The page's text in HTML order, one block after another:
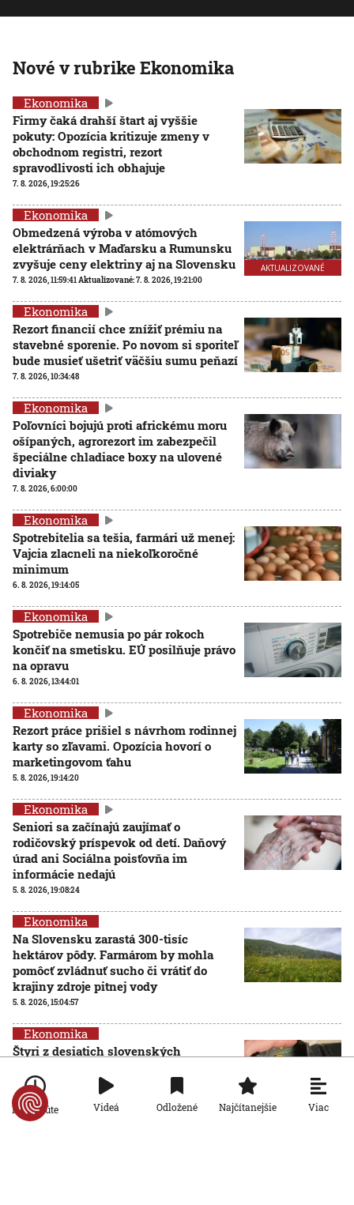
Nové v rubrike Ekonomika
Ekonomika
Firmy čaká drahší štart aj vyššie
pokuty: Opozícia kritizuje zmeny v
obchodnom registri, rezort
spravodlivosti ich obhajuje
7. 8. 2026, 19:25:26
AKTUALIZOVANÉ
Ekonomika
Obmedzená výroba v atómových
elektrárňach v Maďarsku a Rumunsku
zvyšuje ceny elektriny aj na Slovensku
7. 8. 2026, 11:59:41Aktualizované:7. 8. 2026, 19:21:00
Ekonomika
Rezort financií chce znížiť prémiu na
stavebné sporenie. Po novom si sporiteľ
bude musieť ušetriť väčšiu sumu peňazí
7. 8. 2026, 10:34:48
Ekonomika
Poľovníci bojujú proti africkému moru
ošípaných, agrorezort im zabezpečil
špeciálne chladiace boxy na ulovené
diviaky
7. 8. 2026, 6:00:00
Ekonomika
Spotrebitelia sa tešia, farmári už menej:
Vajcia zlacneli na niekoľkoročné
minimum
6. 8. 2026, 19:14:05
Ekonomika
Spotrebiče nemusia po pár rokoch
končiť na smetisku. EÚ posilňuje právo
na opravu
6. 8. 2026, 13:44:01
Ekonomika
Rezort práce prišiel s návrhom rodinnej
karty so zľavami. Opozícia hovorí o
marketingovom ťahu
5. 8. 2026, 19:14:20
Ekonomika
Seniori sa začínajú zaujímať o
rodičovský príspevok od detí. Daňový
úrad ani Sociálna poisťovňa im
informácie nedajú
5. 8. 2026, 19:08:24
Ekonomika
Na Slovensku zarastá 300-tisíc
hektárov pôdy. Farmárom by mohla
pomôcť zvládnuť sucho či vrátiť do
krajiny zdroje pitnej vody
5. 8. 2026, 15:04:57
Ekonomika
Štyri z desiatich slovenských
rezervu, vyplýva z prieskumu
5. 8. 2026, 6:00:00
Po minúte Videá Odložené Najčítanejšie Viac